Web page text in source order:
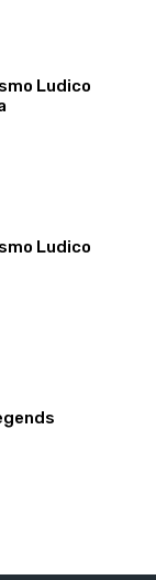
Ludico
Ludico